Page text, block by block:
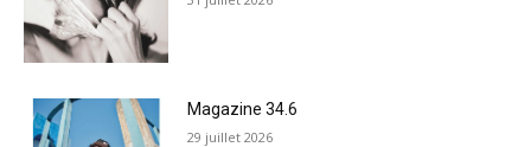
Magazine 34.6
29 juillet 2026